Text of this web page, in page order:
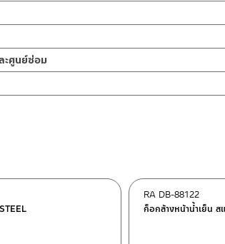
รงกันกลิ่น ฝาปิดรูระบายน้ำ floor drain มีลิ้นกันแ
ซม หรือ 3.93 นิ้วx 11.81 นิ้ว
รงกันกลิ่น floor drainแบบมีลิ้นกันแมลง ผลิตจากส
ปในท่อน้ำทิ้ง ซึ่งเป็นต้นเหตุของท่อระบายน้ำอุดตัน
ระบายน้ำได้ด้วย ถ้วยดักกลิ่นด้านในจะมีน้ำขังอยู่ เพื่
บายน้ำให้รวดเร็วในการระบายน้ำยิ่งขึ้น สามารถป้อ
ษาผลิตภัณฑ์
ามเสียหายอื่น ๆ นอกจากการใช้งานปกติ เช่นไม่ทำตก
ดยการใช้ผ้านุ่มๆชุบน้ำหมาดๆแล้วเช็ดให้แห้ง
เป็นกรด ในการทำความสะอาด เนื่องจากผิวของสินค้
ะศูนย์ซ่อม
>> ก็อกล้างหน้าน้ำเย็น ส
RA DB-88122